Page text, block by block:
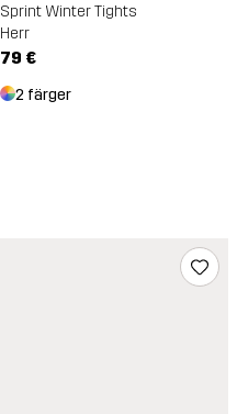
Sprint Winter Tights
Herr
79 €
2 färger